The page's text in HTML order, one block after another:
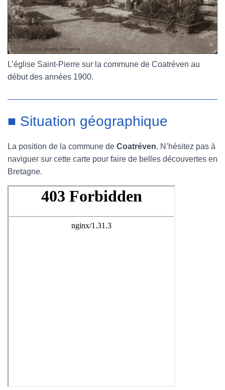
L’église Saint-Pierre sur la commune de Coatréven au
début des années 1900.
■ Situation géographique
La position de la commune de Coatréven. N’hésitez pas à
naviguer sur cette carte pour faire de belles découvertes en
Bretagne.